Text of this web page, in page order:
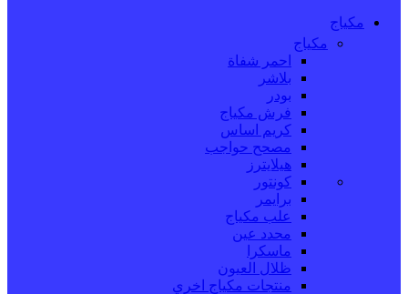
مكياج
مكياج
احمر شفاة
بلاشر
بودر
فرش مكياج
كريم اساس
مصحح حواجب
هيلايترز
كونتور
برايمر
علب مكياج
محدد عين
ماسكرا
ظلال العيون
منتجات مكياج اخري